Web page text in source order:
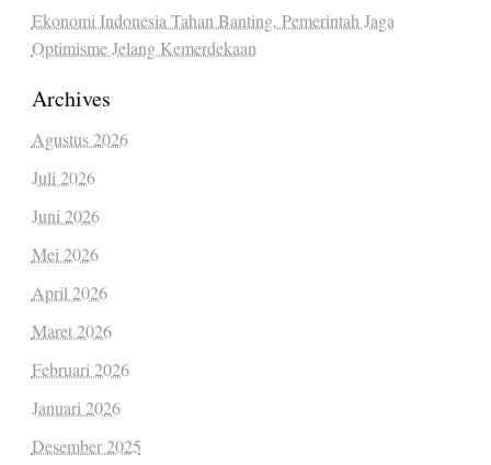
Ekonomi Indonesia Tahan Banting, Pemerintah Jaga
Optimisme Jelang Kemerdekaan
Archives
Agustus 2026
Juli 2026
Juni 2026
Mei 2026
April 2026
Maret 2026
Februari 2026
Januari 2026
Desember 2025